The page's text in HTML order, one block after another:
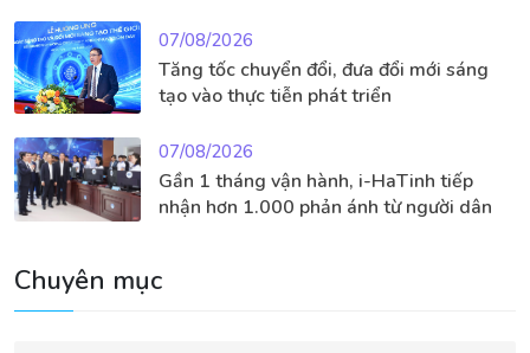
07/08/2026
Tăng tốc chuyển đổi, đưa đổi mới sáng
tạo vào thực tiễn phát triển
07/08/2026
Gần 1 tháng vận hành, i-HaTinh tiếp
nhận hơn 1.000 phản ánh từ người dân
Chuyên mục